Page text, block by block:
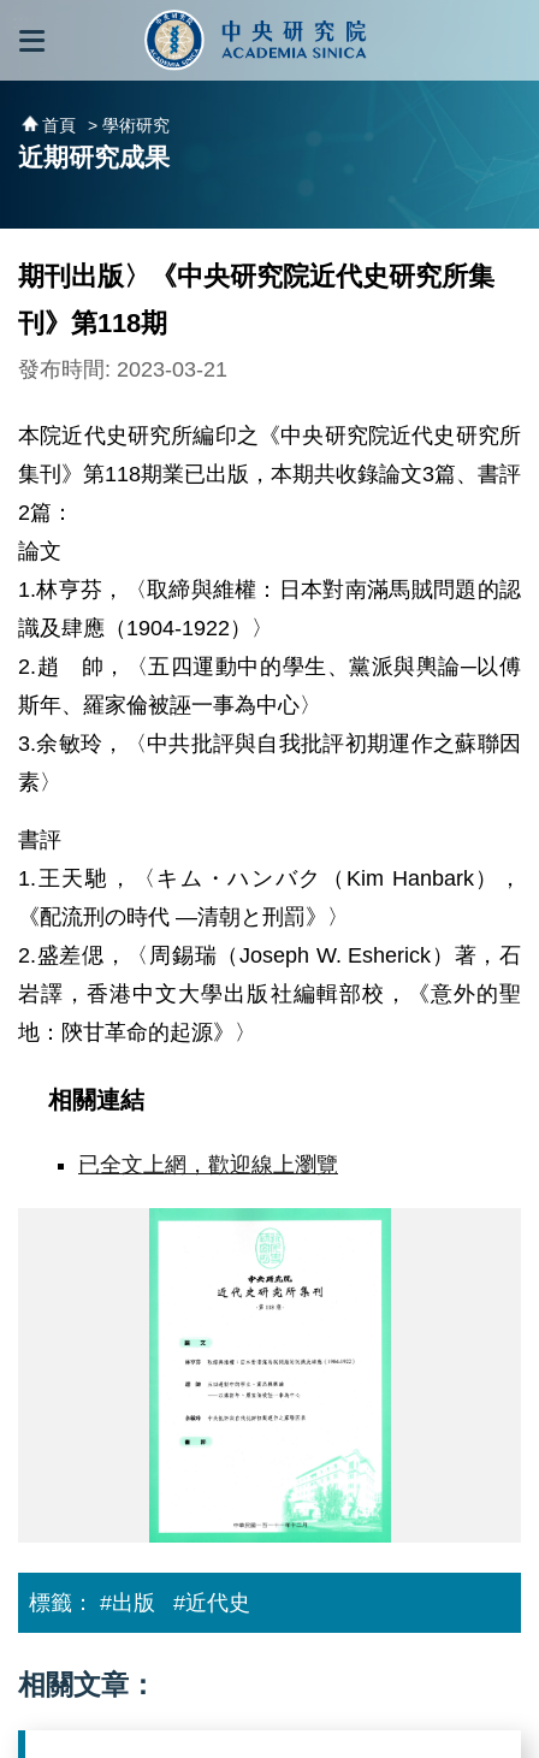
跳到主要內容區塊
首頁 > 學術研究
近期研究成果
期刊出版〉《中央研究院近代史研究所集
刊》第118期
發布時間: 2023-03-21
本院近代史研究所編印之《中央研究院近代史研究所
集刊》第118期業已出版，本期共收錄論文3篇、書評
2篇：
論文
1.林亨芬，〈取締與維權：日本對南滿馬賊問題的認
識及肆應（1904-1922）〉
2.趙 帥，〈五四運動中的學生、黨派與輿論─以傅
斯年、羅家倫被誣一事為中心〉
3.余敏玲，〈中共批評與自我批評初期運作之蘇聯因
素〉
書評
1.王天馳，〈キム・ハンバク（Kim Hanbark），
《配流刑の時代 —清朝と刑罰》〉
2.盛差偲，〈周錫瑞（Joseph W. Esherick）著，石
岩譯，香港中文大學出版社編輯部校，《意外的聖
地：陝甘革命的起源》〉
相關連結
已全文上網，歡迎線上瀏覽
標籤： #出版 #近代史
相關文章：